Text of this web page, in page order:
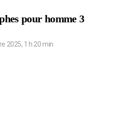
pour homme 3
2025, 1 h 20 min